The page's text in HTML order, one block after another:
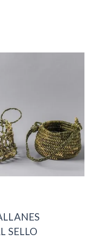
SELLO